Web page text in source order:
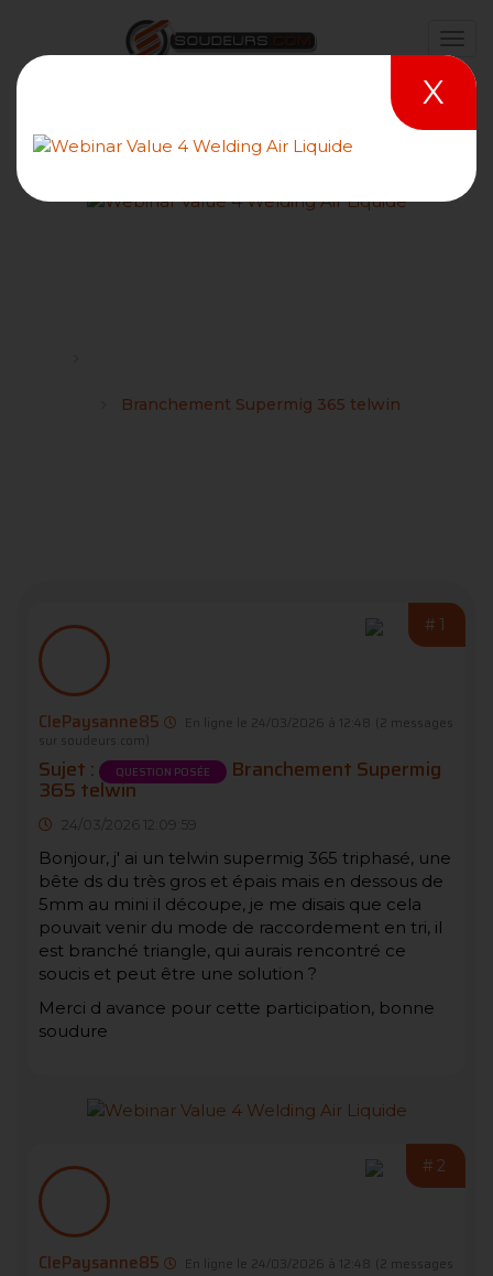
Branchement Supermig 365 telwin
#1
ClePaysanne85 En ligne le 24/03/2026 à 12:48
(2 messages
sur soudeurs.com)
Sujet : QUESTION POSÉE Branchement Supermig
365 telwin
24/03/2026 12:09:59
Bonjour, j' ai un telwin supermig 365 triphasé, une
bête ds du très gros et épais mais en dessous de
5mm au mini il découpe, je me disais que cela
pouvait venir du mode de raccordement en tri, il
est branché triangle, qui aurais rencontré ce
soucis et peut être une solution ?
Merci d avance pour cette participation, bonne
soudure
#2
ClePaysanne85 En ligne le 24/03/2026 à 12:48
(2 messages
X